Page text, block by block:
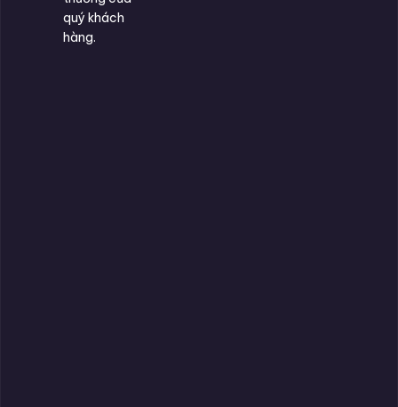
quý khách
hàng.